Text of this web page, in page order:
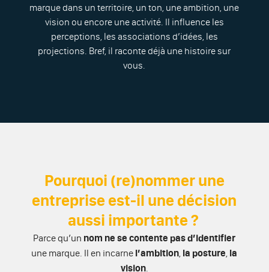
marque dans un territoire, un ton, une ambition, une
vision ou encore une activité. Il influence les
perceptions, les associations d’idées, les
projections. Bref, il raconte déjà une histoire sur
vous.
Pourquoi (re)nommer une
entreprise est-il une décision
aussi importante ?
Parce qu’un nom ne se contente pas d’identifier
une marque. Il en incarne l’ambition, la posture, la
vision.